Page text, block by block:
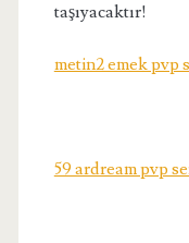
taşıyacaktır!
metin2 emek pvp
59 ardream pvp